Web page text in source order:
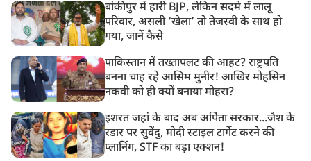
बांकीपुर में हारी BJP, लेकिन सदमे में लालू
परिवार, असली ‘खेला’ तो तेजस्वी के साथ हो
गया, जानें कैसे
पाकिस्तान में तख्तापलट की आहट? राष्ट्रपति
बनना चाह रहे आसिम मुनीर! आखिर मोहसिन
नकवी को ही क्यों बनाया मोहरा?
इशरत जहां के बाद अब अर्पिता सरकार...जैश के
रडार पर सुवेंदु, मोदी स्टाइल टार्गेट करने की
प्लानिंग, STF का बड़ा एक्शन!